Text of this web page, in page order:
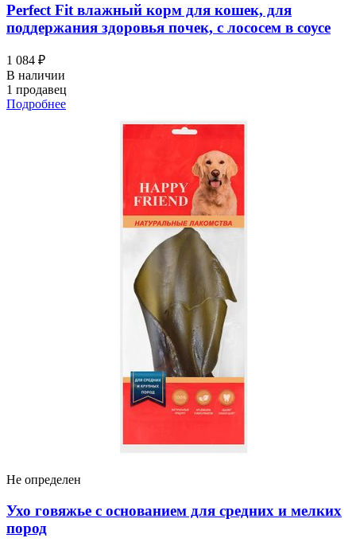
Perfect Fit влажный корм для кошек, для
поддержания здоровья почек, с лососем в соусе
1 084 ₽
В наличии
1 продавец
Подробнее
Не определен
Ухо говяжье с основанием для средних и мелких
пород